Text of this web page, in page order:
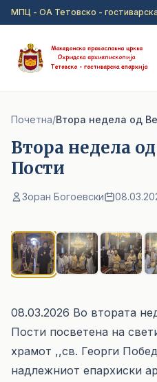
Прејди на главна содржина
МПЦ - ОА Тетовско - гостиварска
Почетна/Втора недела од
Втора недела
Пости
Зоран Богоевски
08.03.2026 Во втората
Пости посветена на
храмот ,,св. Георги
надлежниот епархиски